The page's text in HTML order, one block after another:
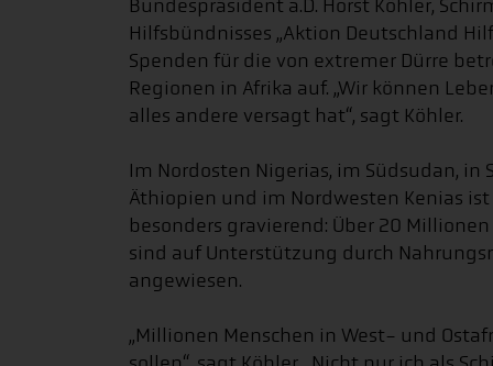
Bundespräsident a.D. Horst Köhler,
Hilfsbündnisses „Aktion Deutschland
Spenden für die von extremer Dürre
Regionen in Afrika auf. „Wir können
alles andere versagt hat“, sagt Köhler.
Im Nordosten Nigerias, im Südsudan, in
Äthiopien und im Nordwesten Kenias ist
besonders gravierend: Über 20 Millionen
sind auf Unterstützung durch
angewiesen.
„Millionen Menschen in West- und